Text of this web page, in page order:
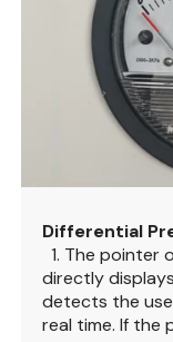
Differential
1. The pointer
directly
detects the
real time. If the